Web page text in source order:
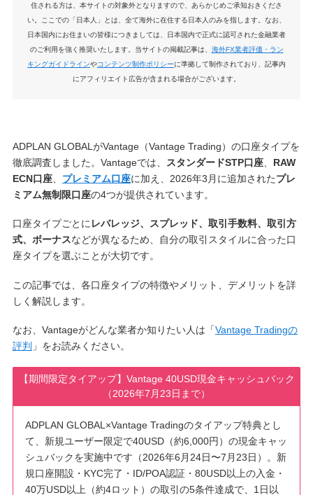
住される方は、本サイトの対象外となりますので、あらかじめご承知おきくださ
い。ここでの「日本人」とは、全て海外に在住する日本人のみを指します。なお、
日本国内にお住まいの皆様につきましては、日本国内で正式に認可された金融業者
のご利用を強く推奨いたします。当サイトの掲載記事は、 海外FX業者評価・ラン
キングガイドラインやコンテンツ制作ポリシーに準拠して制作されており、記事内
にアフィリエイト広告が含まれる場合がございます。
ADPLAN GLOBALがVantage（Vantage Trading）の口座タイプを
徹底調査しました。Vantageでは、
スタンダードSTP口座、 RAW
ECN口座、 プレミアム口座に加え、2026年3月に追加されたプレ
ミアム無制限口座の4つが提供されています。
口座タイプごとにレバレッジ、スプレッド、取引手数料、取引方
式、ボーナスなどが異なるため、自分の取引スタイルに合った口
座タイプを選ぶことが大切です。
この記事では、各口座タイプの特徴やメリット、デメリットを詳
しく解説します。
なお、Vantageがどんな業者か知りたい人は「Vantage Tradingの
評判 」をお読みください。
【期間限定タイアップ】Vantage 40USD現金キャッシュバック
（2026年7月23日まで）
ADPLAN GLOBAL×Vantage Tradingのタイアップ特典とし
て、新規ユーザー限定で40USD（約6,000円）の現金キャッ
シュバックを実施中です（2026年6月24日〜7月23日）。新
規口座開設・KYC完了・ID/POA認証・80USD以上の入金・
40万USD以上（約4ロット）の取引の5条件達成で、1日以